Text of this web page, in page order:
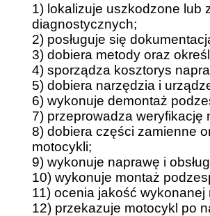
1) lokalizuje uszkodzone lub
diagnostycznych;
2) posługuje się
3) dobiera metody oraz
4) sporządza kosztorys
5) dobiera narzędzia i
6) wykonuje demontaż
7) przeprowadza weryfikację
8) dobiera części zamienne
motocykli;
9) wykonuje naprawę i
10) wykonuje montaż
11) ocenia jakość wykonanej
12) przekazuje motocykl po